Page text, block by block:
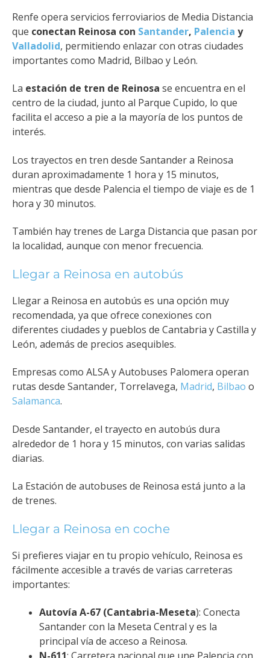
Renfe opera servicios ferroviarios de Media Distancia
que conectan Reinosa con Santander, Palencia y
Valladolid, permitiendo enlazar con otras ciudades
importantes como Madrid, Bilbao y León.
La estación de tren de Reinosa se encuentra en el
centro de la ciudad, junto al Parque Cupido, lo que
facilita el acceso a pie a la mayoría de los puntos de
interés.
Los trayectos en tren desde Santander a Reinosa
duran aproximadamente 1 hora y 15 minutos,
mientras que desde Palencia el tiempo de viaje es de 1
hora y 30 minutos.
También hay trenes de Larga Distancia que pasan por
la localidad, aunque con menor frecuencia.
Llegar a Reinosa en autobús
Llegar a Reinosa en autobús es una opción muy
recomendada, ya que ofrece conexiones con
diferentes ciudades y pueblos de Cantabria y Castilla y
León, además de precios asequibles.
Empresas como ALSA y Autobuses Palomera operan
rutas desde Santander, Torrelavega, Madrid, Bilbao o
Salamanca.
Desde Santander, el trayecto en autobús dura
alrededor de 1 hora y 15 minutos, con varias salidas
diarias.
La Estación de autobuses de Reinosa está junto a la
de trenes.
Llegar a Reinosa en coche
Si prefieres viajar en tu propio vehículo, Reinosa es
fácilmente accesible a través de varias carreteras
importantes:
Autovía A-67 (Cantabria-Meseta): Conecta
Santander con la Meseta Central y es la
principal vía de acceso a Reinosa.